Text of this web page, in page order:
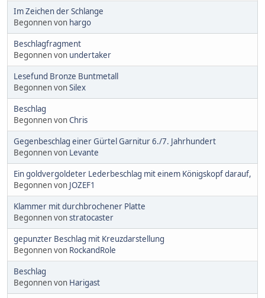
Im Zeichen der Schlange
Begonnen von hargo
Beschlagfragment
Begonnen von undertaker
Lesefund Bronze Buntmetall
Begonnen vonSilex
Beschlag
Begonnen vonChris
Gegenbeschlag einer Gürtel Garnitur 6./7. Jahrhundert
Begonnen von Levante
Ein goldvergoldeter Lederbeschlag mit einem Königskopf darauf,
Begonnen von JOZEF1
Klammer mit durchbrochener Platte
Begonnen vonstratocaster
gepunzter Beschlag mit Kreuzdarstellung
Begonnen von RockandRole
Beschlag
Begonnen von Harigast